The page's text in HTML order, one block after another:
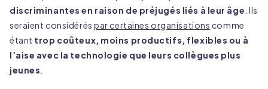
discriminantes en raison de préjugés liés à leur âge . Ils
seraient considéréspar certaines organisations comme
étant trop coûteux, moins productifs, flexibles ou à
l’aise avec la technologie que leurs collègues plus
jeunes
Personnaliser